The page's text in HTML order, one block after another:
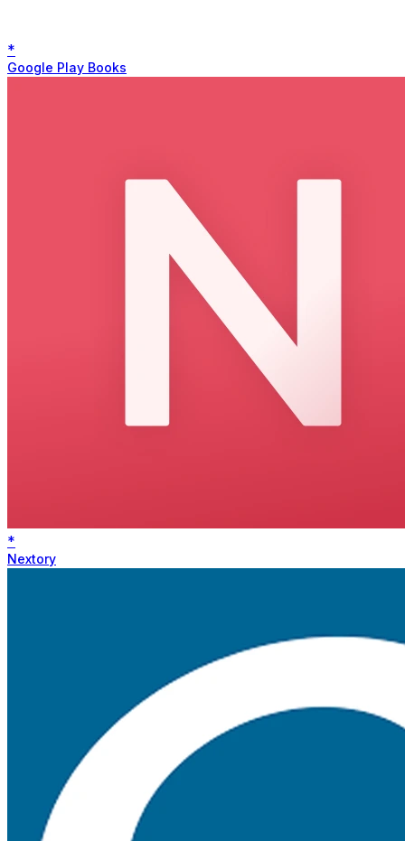
*
Google Play Books
*
Nextory